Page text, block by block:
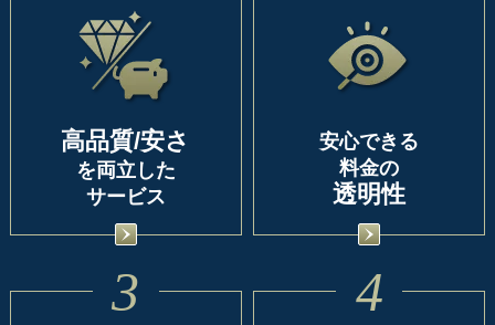
高品質/安さ
を両立した
サービス
安心できる
料金の
透明性
3 4